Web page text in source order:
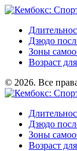
Дзюдо
Зоны
Возраст
© 2026. Все
Дзюдо
Зоны
Возраст